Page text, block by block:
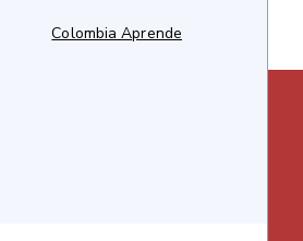
Colombia Aprende